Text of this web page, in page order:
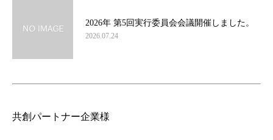
2026年 第5回実行委員会会議開催しました。
2026.07.24
共創パートナー企業様